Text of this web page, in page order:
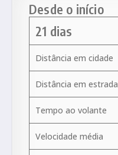
Desde o início
21 dias
Distância em cidade
Distância em estrada
Tempo ao volante
Velocidade média